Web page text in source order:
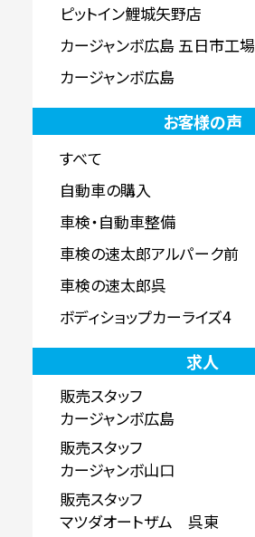
ピットイン鯉城矢野店
カージャンボ広島 五日市工場
カージャンボ広島
お客様の声
すべて
自動車の購入
車検・自動車整備
車検の速太郎アルパーク前
車検の速太郎呉
ボディショップカーライズ4
求人
販売スタッフ
カージャンボ広島
販売スタッフ
カージャンボ山口
販売スタッフ
マツダオートザム 呉東